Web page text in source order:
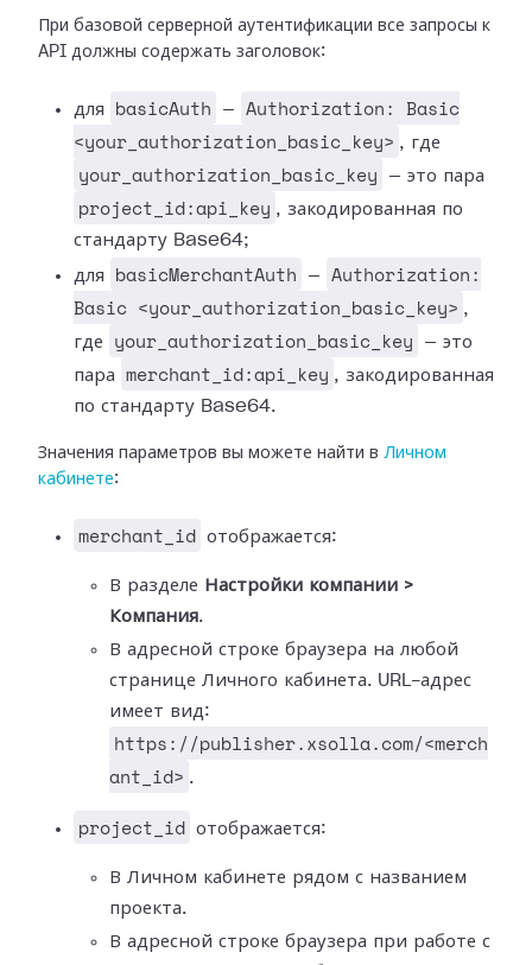
При базовой серверной аутентификации все запросы к
API должны содержать заголовок:
для basicAuth —
Authorization: Basic
<your_authorization_basic_key> , где
your_authorization_basic_key — это пара
project_id:api_key , закодированная по
стандарту Base64;
для
basicMerchantAuth —
Authorization:
Basic <your_authorization_basic_key> ,
где
your_authorization_basic_key
— это
пара
merchant_id:api_key , закодированная
по стандарту Base64.
Значения параметров вы можете найти в Личном
кабинете:
merchant_id отображается:
В разделе Настройки компании >
Компания.
В адресной строке браузера на любой
странице Личного кабинета. URL-адрес
имеет вид:
https://publisher.xsolla.com/<merch
ant_id> .
project_id отображается:
В Личном кабинете рядом с названием
проекта.
В адресной строке браузера при работе с